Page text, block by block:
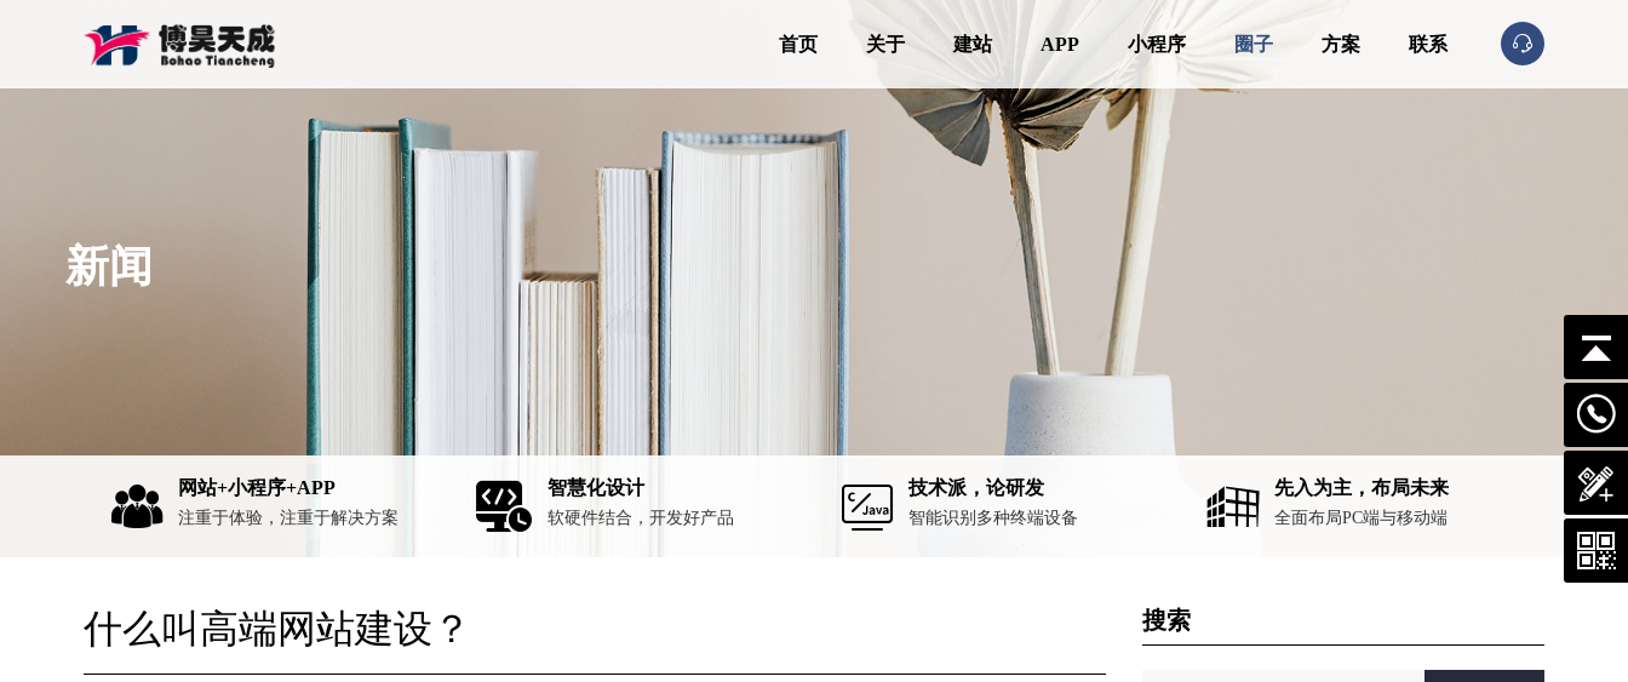
首页 关于 建站 APP 小程序 圈子 方案 联系
新闻
网站+小程序+APP
注重于体验，注重于解决方案
智慧化设计
软硬件结合，开发好产品
技术派，论研发
智能识别多种终端设备
先入为主，布局未来
全面布局PC端与移动端
什么叫高端网站建设？ 搜索